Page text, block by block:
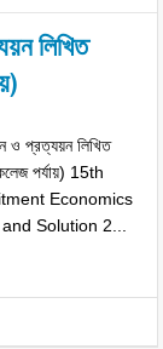
লিখিত
ও প্রত্যয়ন লিখিত
পর্যায়) 15th
Economics
Solution 2...